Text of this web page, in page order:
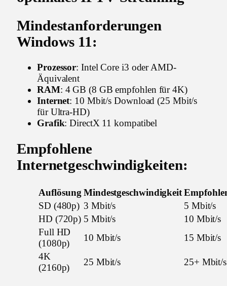
Mindestanforderungen
Windows 11:
Prozessor: Intel Core i3 oder AMD-
Äquivalent
RAM: 4 GB (8 GB empfohlen für 4K)
Internet: 10 Mbit/s Download (25 Mbit/s
für Ultra-HD)
Grafik: DirectX 11 kompatibel
Empfohlene
Internetgeschwindigkeiten:
Auflösung Mindestgeschwindigkeit
SD (480p) 3 Mbit/s
5 Mbit/s
HD (720p) 5 Mbit/s
10 Mbit/s
Full HD
(1080p)
10 Mbit/s
15 Mbit/s
4K
(2160p)
25 Mbit/s 25+ Mbit/s